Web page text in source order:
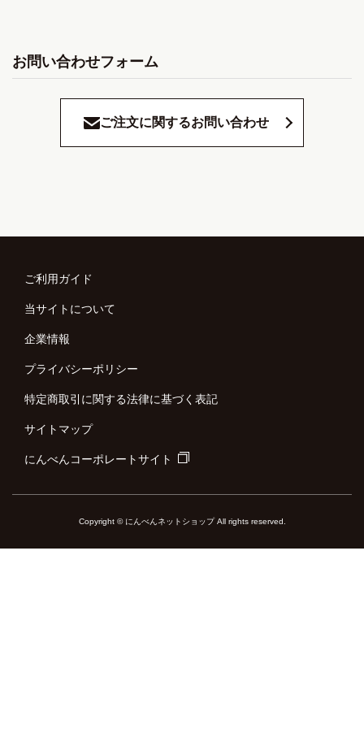
お問い合わせフォーム
ご注文に関するお問い合わせ
ご利用ガイド
当サイトについて
企業情報
プライバシーポリシー
特定商取引に関する法律に基づく表記
サイトマップ
にんべんコーポレートサイト
Copyright © にんべんネットショップ All rights reserved.